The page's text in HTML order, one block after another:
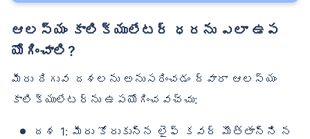
ఆలస్యం కాలిక్యులేటర్ ధరను ఎలా ఉప
యోగించాలి?
మీరు దిగువ దశలను అనుసరించడం ద్వారా ఆలస్యం
కాలిక్యులేటర్‌ను ఉపయోగించవచ్చు:
దశ 1: మీరు కోరుకున్న లైఫ్ కవర్ మొత్తాన్ని న